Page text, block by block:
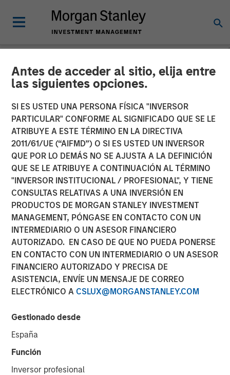
Antes de acceder al sitio, elija entre
las siguientes opciones.
SI ES USTED UNA PERSONA FÍSICA "INVERSOR
PARTICULAR" CONFORME AL SIGNIFICADO QUE SE LE
ATRIBUYE A ESTE TÉRMINO EN LA DIRECTIVA
2011/61/UE (“AIFMD”) O SI ES USTED UN INVERSOR
QUE POR LO DEMÁS NO SE AJUSTA A LA DEFINICIÓN
QUE SE LE ATRIBUYE A CONTINUACIÓN AL TÉRMINO
"INVERSOR INSTITUCIONAL / PROFESIONAL", Y TIENE
CONSULTAS RELATIVAS A UNA INVERSIÓN EN
PRODUCTOS DE MORGAN STANLEY INVESTMENT
MANAGEMENT, PÓNGASE EN CONTACTO CON UN
INTERMEDIARIO O UN ASESOR FINANCIERO
AUTORIZADO. EN CASO DE QUE NO PUEDA PONERSE
EN CONTACTO CON UN INTERMEDIARIO O UN ASESOR
FINANCIERO AUTORIZADO Y PRECISA DE
ASISTENCIA, ENVÍE UN MENSAJE DE CORREO
ELECTRÓNICO A CSLUX@MORGANSTANLEY.COM
Gestionado desde
España
Función
Inversor profesional
INSIGHTS
Why CLO Equity Now:
Opportunities in a Volatile
Market
27 ABRIL 2026
Peter M. Campo, CFA
Managing Director
Steve Sebo
Executive Director